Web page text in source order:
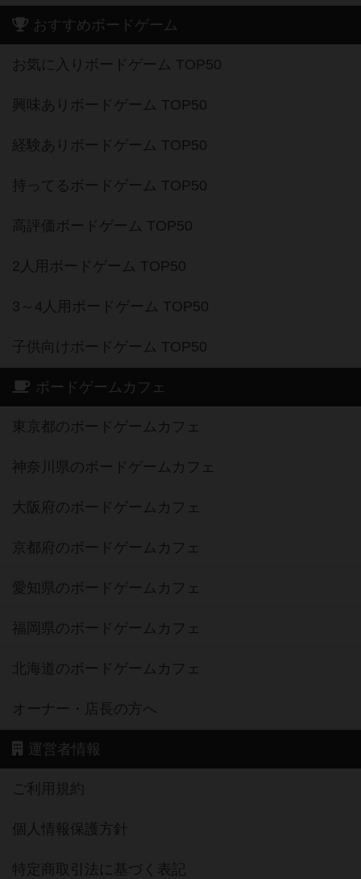
おすすめボードゲーム
お気に入りボードゲーム TOP50
興味ありボードゲーム TOP50
経験ありボードゲーム TOP50
持ってるボードゲーム TOP50
高評価ボードゲーム TOP50
2人用ボードゲーム TOP50
3～4人用ボードゲーム TOP50
子供向けボードゲーム TOP50
ボードゲームカフェ
東京都のボードゲームカフェ
神奈川県のボードゲームカフェ
大阪府のボードゲームカフェ
京都府のボードゲームカフェ
愛知県のボードゲームカフェ
福岡県のボードゲームカフェ
北海道のボードゲームカフェ
オーナー・店長の方へ
運営者情報
ご利用規約
個人情報保護方針
特定商取引法に基づく表記